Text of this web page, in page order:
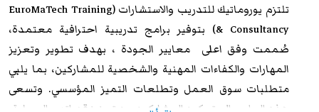
تلتزم يوروماتيك للتدريب
والاستشارات (EuroMaTech Training
& Consultancy) بتوفير برامج تدريبية احترافية معتمدة،
صُممت وفق اعلى معايير الجودة ، بهدف تطوير وتعزيز
المهارات والكفاءات المهنية والشخصية للمشاركين، بما يلبي
متطلبات سوق العمل وتطلعات التميز المؤسسي. وتسعى
هذه البرامج إلى تمكين المشاركين من تعزيز قدراتهم العملية،